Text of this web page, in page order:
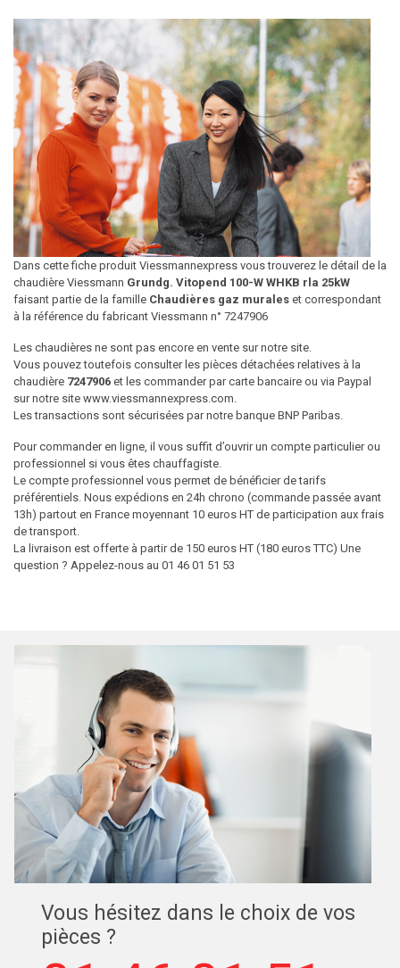
Dans cette fiche produit Viessmannexpress vous trouverez le détail de la
chaudière Viessmann Grundg. Vitopend 100-W WHKB rla 25kW
faisant partie de la famille Chaudières gaz murales et correspondant
à la référence du fabricant Viessmann n° 7247906
Les chaudières ne sont pas encore en vente sur notre site.
Vous pouvez toutefois consulter les pièces détachées relatives à la
chaudière 7247906 et les commander par carte bancaire ou via Paypal
sur notre site www.viessmannexpress.com.
Les transactions sont sécurisées par notre banque BNP Paribas.
Pour commander en ligne, il vous suffit d’ouvrir un compte particulier ou
professionnel si vous êtes chauffagiste.
Le compte professionnel vous permet de bénéficier de tarifs
préférentiels. Nous expédions en 24h chrono (commande passée avant
13h) partout en France moyennant 10 euros HT de participation aux frais
de transport.
La livraison est offerte à partir de 150 euros HT (180 euros TTC) Une
question ? Appelez-nous au 01 46 01 51 53
Vous hésitez dans le choix de vos
pièces ?